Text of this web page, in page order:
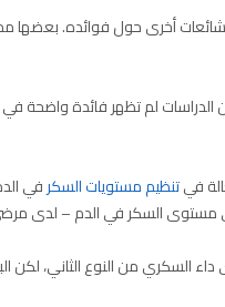
أخرى حول فوائده. بعضها
الدراسات لم تظهر فائدة واضحة
تنظيم مستويات السكرفي
الكروم قد يدعم مرضى داء السكري من النوع